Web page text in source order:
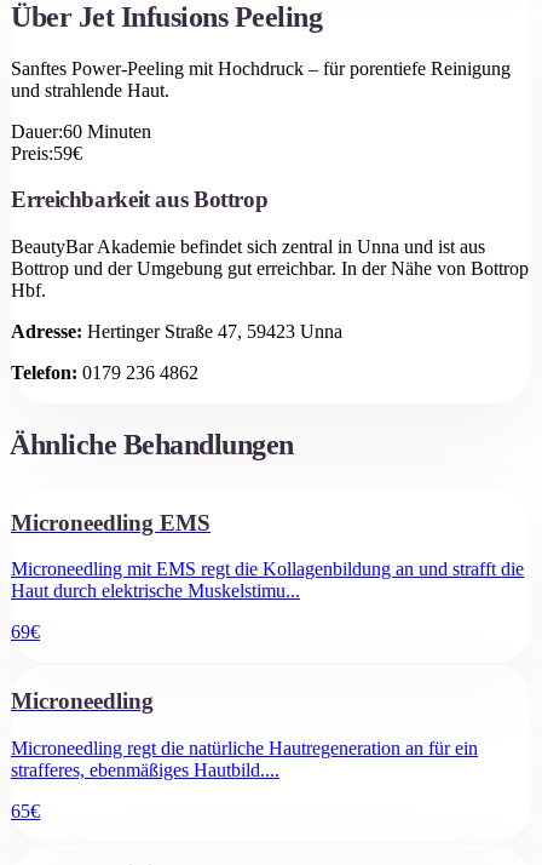
Über Jet Infusions Peeling
Sanftes Power-Peeling mit Hochdruck – für porentiefe Reinigung
und strahlende Haut.
Dauer:60 Minuten
Preis:59€
Erreichbarkeit ausBottrop
BeautyBar Akademie befindet sich zentral in Unna und ist aus
Bottrop und der Umgebung gut erreichbar. In der Nähe von Bottrop
Hbf.
Adresse: Hertinger Straße 47, 59423 Unna
Telefon: 0179 236 4862
Ähnliche Behandlungen
Microneedling EMS
Microneedling mit EMS regt die Kollagenbildung an und strafft die
Haut durch elektrische Muskelstimu...
69€
Microneedling
Microneedling regt die natürliche Hautregeneration an für ein
strafferes, ebenmäßiges Hautbild....
65€